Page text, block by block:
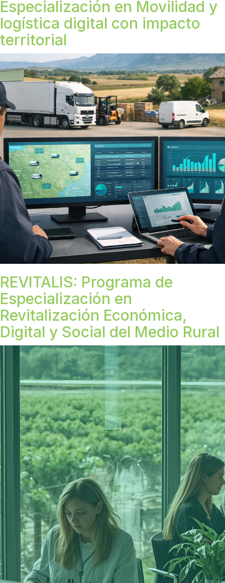
Especialización en Movilidad y
logística digital con impacto
territorial
REVITALIS: Programa de
Especialización en
Revitalización Económica,
Digital y Social del Medio Rural